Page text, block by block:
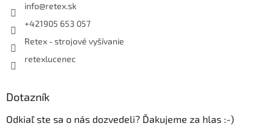
info@retex.sk
+421905 653 057
Retex - strojové vyšívanie
retexlucenec
Dotazník
Odkiaľ ste sa o nás dozvedeli? Ďakujeme za hlas :-)